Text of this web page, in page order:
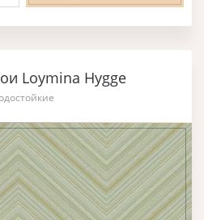
Loymina Hygge